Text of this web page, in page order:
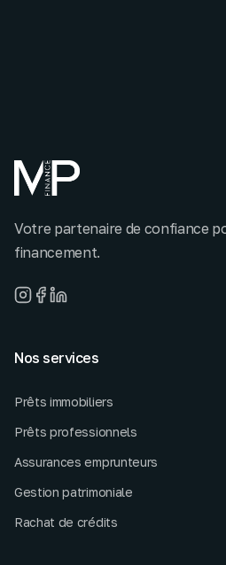
Votre partenaire de confiance
financement.
Nos services
Prêts immobiliers
Prêts professionnels
Assurances emprunteurs
Gestion patrimoniale
Rachat de crédits